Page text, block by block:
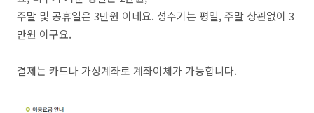
주말 및 공휴일은 3만원 이네요. 성수기는 평일, 주말 상관없이 3
만원 이구요.
결제는 카드나 가상계좌로 계좌이체가 가능합니다.